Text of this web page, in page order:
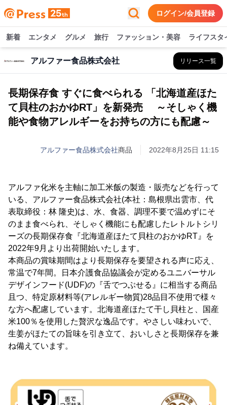
ログイン/会員登録
新着 エンタメ グルメ 旅行 ファッション・美容 ライフスタ
アルファー食品株式会社 リリース一覧
長期保存食 すぐに食べられる 「北海道産ほた
て貝柱のおかゆRT」を新発売 ～そしゃく機
能や食物アレルギーをお持ちの方にも配慮～
アルファー食品株式会社商品 2022年8月25日 11:15
アルファ化米を主軸に加工米飯の製造・販売などを行って
いる、アルファー食品株式会社(本社：島根県出雲市、代
表取締役：林 隆史)は、水、食器、調理不要で温めずにそ
のまま食べられ、そしゃく機能にも配慮したレトルトシリ
ーズの長期保存食『北海道産ほたて貝柱のおかゆRT』を
2022年9月より出荷開始いたします。
本商品の賞味期間はより長期保存を要望される声に応え、
常温で7年間。日本介護食品協議会が定めるユニバーサル
デザインフード(UDF)の『舌でつぶせる』に相当する商品
且つ、特定原材料等(アレルギー物質)28品目不使用で様々
な方へ配慮しています。北海道産ほたて干し貝柱と、国産
米100％を使用した贅沢な逸品です。やさしい味わいで、
生姜がほたての旨味を引き立て、おいしさと長期保存を兼
ね備えています。